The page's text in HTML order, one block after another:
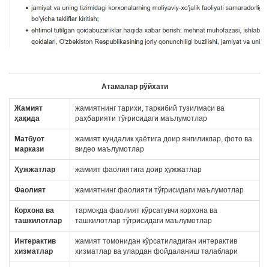
Атамалар рўйхати
Жамият
ҳақида
жамиятнинг тарихи, таркибий тузилмаси ва
раҳбарияти тўғрисидаги маълумотлар
Матбуот
маркази
жамият кундалик ҳаётига доир янгиликлар, фото ва
видео маълумотлар
Ҳужжатлар жамият фаолиятига доир ҳужжатлар
Фаолият жамиятнинг фаолияти тўғрисидаги маълумотлар
Корхона ва
ташкилотлар
тармоқда фаолият кўрсатувчи корхона ва
ташкилотлар тўғрисидаги маълумотлар
Интерактив
хизматлар
жамият томонидан кўрсатиладиган интерактив
хизматлар ва улардан фойдаланиш талаблари